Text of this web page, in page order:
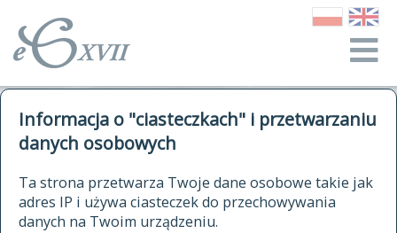
Informacja o "ciasteczkach" i przetwarzaniu
danych osobowych
Ta strona przetwarza Twoje dane osobowe takie jak
adres IP i używa ciasteczek do przechowywania
danych na Twoim urządzeniu.
autorzy Słownika
historia
publikacje
źródła
kwerendy
jak cytować Słownik
ELEKTRONICZNY SŁOWNIK
JĘZYKA POLSKIEGO